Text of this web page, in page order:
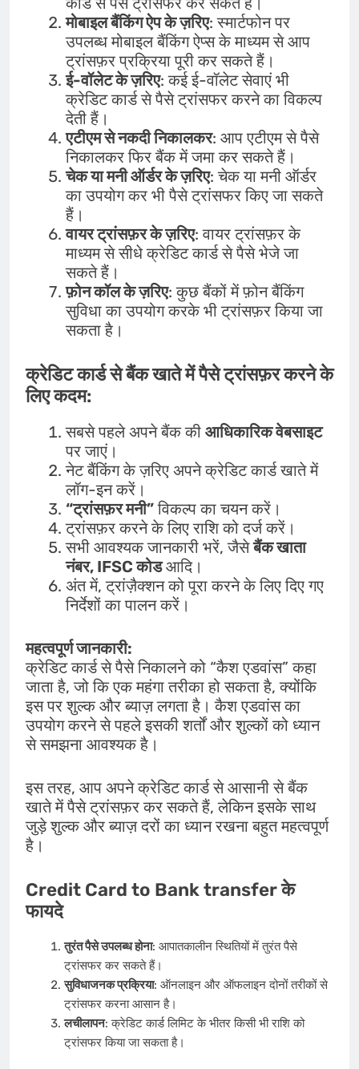
मोबाइल बैंकिंग ऐप के ज़रिए: स्मार्टफोन पर
उपलब्ध मोबाइल बैंकिंग ऐप्स के माध्यम से आप
ट्रांसफ़र प्रक्रिया पूरी कर सकते हैं।
ई-वॉलेट के ज़रिए: कई ई-वॉलेट सेवाएं भी
क्रेडिट कार्ड से पैसे ट्रांसफर करने का विकल्प
देती हैं।
एटीएम से नकदी निकालकर: आप एटीएम से पैसे
निकालकर फिर बैंक में जमा कर सकते हैं।
चेक या मनी ऑर्डर के ज़रिए: चेक या मनी ऑर्डर
का उपयोग कर भी पैसे ट्रांसफर किए जा सकते
हैं।
वायर ट्रांसफ़र के ज़रिए: वायर ट्रांसफ़र के
माध्यम से सीधे क्रेडिट कार्ड से पैसे भेजे जा
सकते हैं।
फ़ोन कॉल के ज़रिए: कुछ बैंकों में फ़ोन बैंकिंग
सुविधा का उपयोग करके भी ट्रांसफ़र किया जा
सकता है।
क्रेडिट कार्ड से बैंक खाते में पैसे ट्रांसफ़र करने के
लिए कदम:
सबसे पहले अपने बैंक की आधिकारिक वेबसाइट
पर जाएं।
नेट बैंकिंग के ज़रिए अपने क्रेडिट कार्ड खाते में
लॉग-इन करें।
“ट्रांसफ़र मनी”विकल्प का चयन करें।
ट्रांसफ़र करने के लिए राशि को दर्ज करें।
सभी आवश्यक जानकारी भरें, जैसेबैंक खाता
नंबर, IFSC कोडआदि।
अंत में, ट्रांज़ैक्शन को पूरा करने के लिए दिए गए
निर्देशों का पालन करें।
महत्वपूर्ण जानकारी:
क्रेडिट कार्ड से पैसे निकालने को “कैश एडवांस” कहा
जाता है, जो कि एक महंगा तरीका हो सकता है, क्योंकि
इस पर शुल्क और ब्याज़ लगता है। कैश एडवांस का
उपयोग करने से पहले इसकी शर्तों और शुल्कों को ध्यान
से समझना आवश्यक है।
इस तरह, आप अपने क्रेडिट कार्ड से आसानी से बैंक
खाते में पैसे ट्रांसफ़र कर सकते हैं, लेकिन इसके साथ
जुड़े शुल्क और ब्याज़ दरों का ध्यान रखना बहुत महत्वपूर्ण
है।
Credit Card to Bank transfer के
फायदे
तुरंत पैसे उपलब्ध होना: आपातकालीन स्थितियों में तुरंत पैसे
ट्रांसफर कर सकते हैं।
सुविधाजनक प्रक्रिया: ऑनलाइन और ऑफलाइन दोनों तरीकों से
ट्रांसफर करना आसान है।
लचीलापन: क्रेडिट कार्ड लिमिट के भीतर किसी भी राशि को
ट्रांसफर किया जा सकता है।